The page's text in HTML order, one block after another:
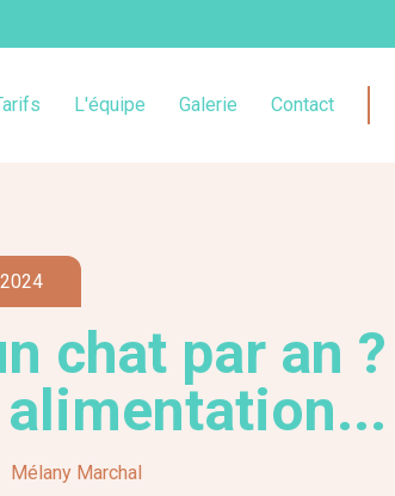
L'équipe Galerie Contact
chat par an ?
Mélany Marchal